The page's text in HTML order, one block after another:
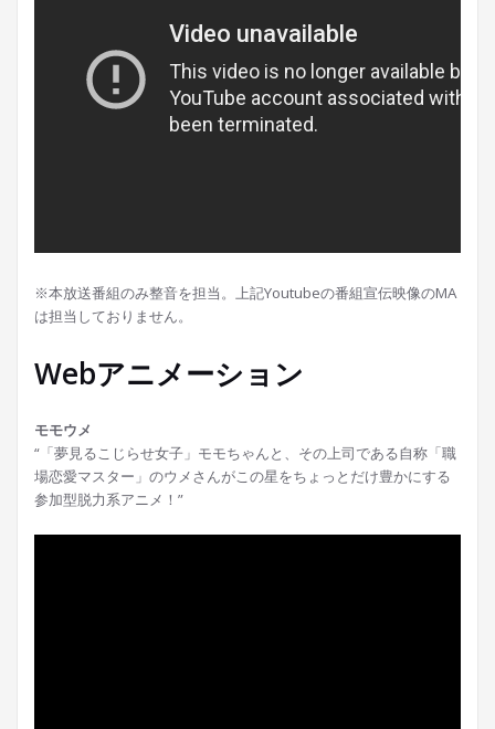
※本放送番組のみ整音を担当。上記Youtubeの番組宣伝映像のMA
は担当しておりません。
Webアニメーション
モモウメ
“「夢見るこじらせ女子」モモちゃんと、その上司である自称「職
場恋愛マスター」のウメさんがこの星をちょっとだけ豊かにする
参加型脱力系アニメ！”